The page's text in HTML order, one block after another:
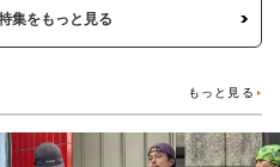
集をもっと見る
もっと見る